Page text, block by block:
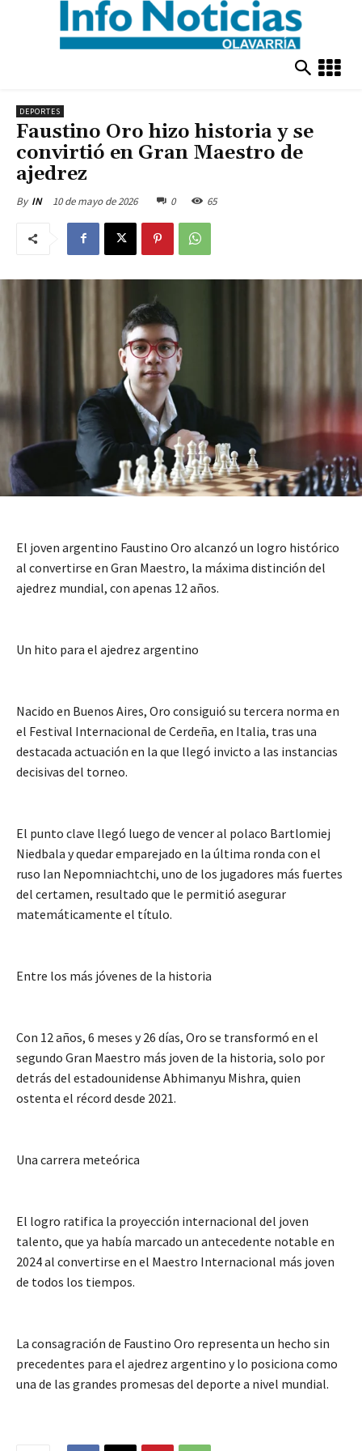
DEPORTES
Faustino Oro hizo historia y se
convirtió en Gran Maestro de
ajedrez
By IN 10 de mayo de 2026 0 65
El joven argentino Faustino Oro alcanzó un logro histórico
al convertirse en Gran Maestro, la máxima distinción del
ajedrez mundial, con apenas 12 años.
Un hito para el ajedrez argentino
Nacido en Buenos Aires, Oro consiguió su tercera norma en
el Festival Internacional de Cerdeña, en Italia, tras una
destacada actuación en la que llegó invicto a las instancias
decisivas del torneo.
El punto clave llegó luego de vencer al polaco Bartlomiej
Niedbala y quedar emparejado en la última ronda con el
ruso Ian Nepomniachtchi, uno de los jugadores más fuertes
del certamen, resultado que le permitió asegurar
matemáticamente el título.
Entre los más jóvenes de la historia
Con 12 años, 6 meses y 26 días, Oro se transformó en el
segundo Gran Maestro más joven de la historia, solo por
detrás del estadounidense Abhimanyu Mishra, quien
ostenta el récord desde 2021.
Una carrera meteórica
El logro ratifica la proyección internacional del joven
talento, que ya había marcado un antecedente notable en
2024 al convertirse en el Maestro Internacional más joven
de todos los tiempos.
La consagración de Faustino Oro representa un hecho sin
precedentes para el ajedrez argentino y lo posiciona como
una de las grandes promesas del deporte a nivel mundial.